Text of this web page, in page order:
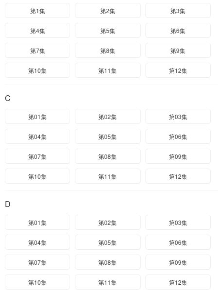
第1集 第2集 第3集
第4集 第5集 第6集
第7集 第8集 第9集
第10集 第11集 第12集
C
第01集 第02集 第03集
第04集 第05集 第06集
第07集 第08集 第09集
第10集 第11集 第12集
D
第01集 第02集 第03集
第04集 第05集 第06集
第07集 第08集 第09集
第10集 第11集 第12集